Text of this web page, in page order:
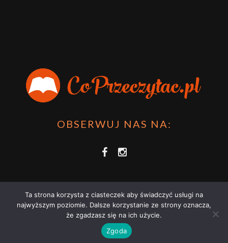
OBSERWUJ NAS NA:
COPRZECZYTAĆ.PL 2021 | STRONA WYKORZYSTUJE PLIKI COOKIES |
POLITYKĄ PRYWATNOŚCI
Ta strona korzysta z ciasteczek aby świadczyć usługi na
najwyższym poziomie. Dalsze korzystanie ze strony oznacza,
że zgadzasz się na ich użycie.
Zgoda